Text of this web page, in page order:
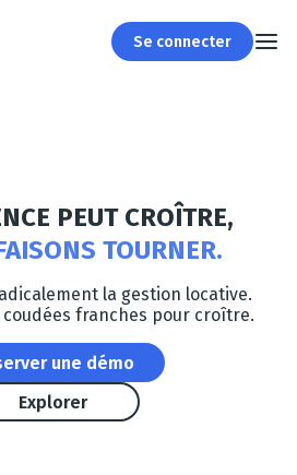
Se connecter
PEUT CROÎTRE,
TOURNER.
la gestion locative.
coudées franches pour croître.
une démo
Explorer